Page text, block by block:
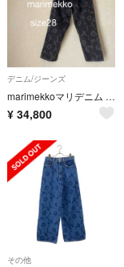
デニム/ジーンズ
marimekkoマリデニム ブラック マリメッコ ウニッコ ジーンズ28バレル
¥ 34,800
その他